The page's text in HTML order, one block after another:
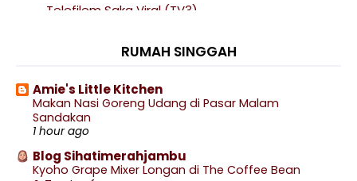
Telefilem Saka Viral (TV3)
Senarai Drama, Filem dan Telefilem Melayu 2024
Lirik Lagu Darah Bangsa - Faizal Tahir (OST Filem ...
Senarai Lokasi Sambutan Ambang Tahun Baru
2024 Di ...
Planner Twenty Twenty Four (2024) The Wife &
Co
Filem Pendekar Awang, Darah Indera Gajah Di
RUMAH SINGGAH
Amie's Little Kitchen
Makan Nasi Goreng Udang di Pasar Malam
Sandakan
1 hour ago
Blog Sihatimerahjambu
Kyoho Grape Mixer Longan di The Coffee Bean